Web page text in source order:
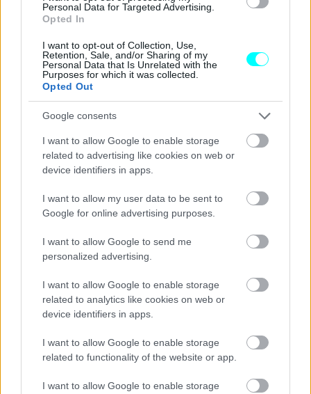
Personal Data for Targeted Advertising.
Opted In
I want to opt-out of Collection, Use,
Retention, Sale, and/or Sharing of my
Personal Data that Is Unrelated with the
Purposes for which it was collected.
Opted Out
Google consents
I want to allow Google to enable storage
related to advertising like cookies on web or
device identifiers in apps.
I want to allow my user data to be sent to
Google for online advertising purposes.
I want to allow Google to send me
personalized advertising.
I want to allow Google to enable storage
related to analytics like cookies on web or
device identifiers in apps.
I want to allow Google to enable storage
related to functionality of the website or app.
I want to allow Google to enable storage